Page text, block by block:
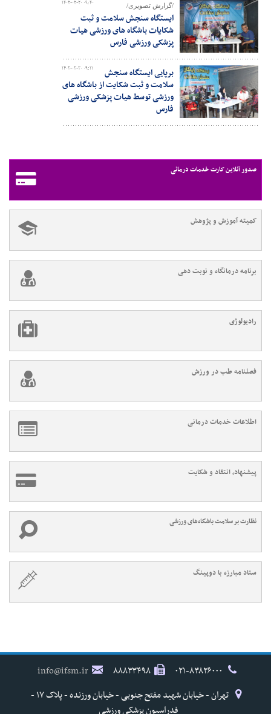
۱۴۰۲-۰۲-۲۰ ۰۹:۴۰ /گزارش تصویری/
ایستگاه سنجش سلامت و ثبت
شکایات باشگاه های ورزشی هیات
پزشکی ورزشی فارس
۱۴۰۲-۰۲-۲۰ ۰۹:۱۱
برپایی ایستگاه سنجش
سلامت و ثبت شکایت از باشگاه های
ورزشی توسط هیات پزشکی ورزشی
فارس
صدور آنلاین کارت خدمات درمانی
کمیته آموزش و پژوهش
برنامه درمانگاه و نوبت دهی
رادیولوژی
فصلنامه طب در ورزش
اطلاعات خدمات درمانی
پیشنهاد، انتقاد و شکایت
نظارت بر سلامت باشگاه‌های ورزشی
ستاد مبارزه با دوپینگ
۸۸۸۳۳۴۹۸
info@ifsm.ir
تهران - خیابان شهید مفتح جنوبی - خیابان ورزنده - پلاک ۱۷ -
فدراسیون پزشکی ورزشی